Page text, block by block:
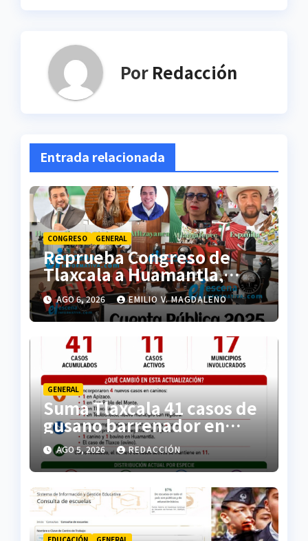
Por Redacción
Entrada relacionada
CONGRESO GENERAL
Reprueba Congreso de
Tlaxcala a Huamantla,
Lázaro Cárdenas,
Atltzayanca, Españita y
Atlangatepec
AGO 6, 2026 EMILIO V. MAGDALENO
GENERAL
Suma Tlaxcala 41 casos de
gusano barrenador en
animales; es segundo
lugar nacional
AGO 5, 2026 REDACCIÓN